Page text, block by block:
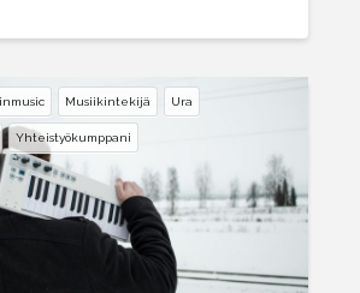
Musiikintekijä Ura
Yhteistyökumppani